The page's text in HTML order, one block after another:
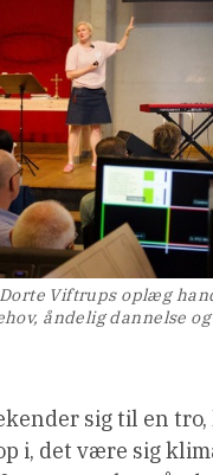
Viftrups oplæg
åndelig dannelse
sig til en
i, det være sig